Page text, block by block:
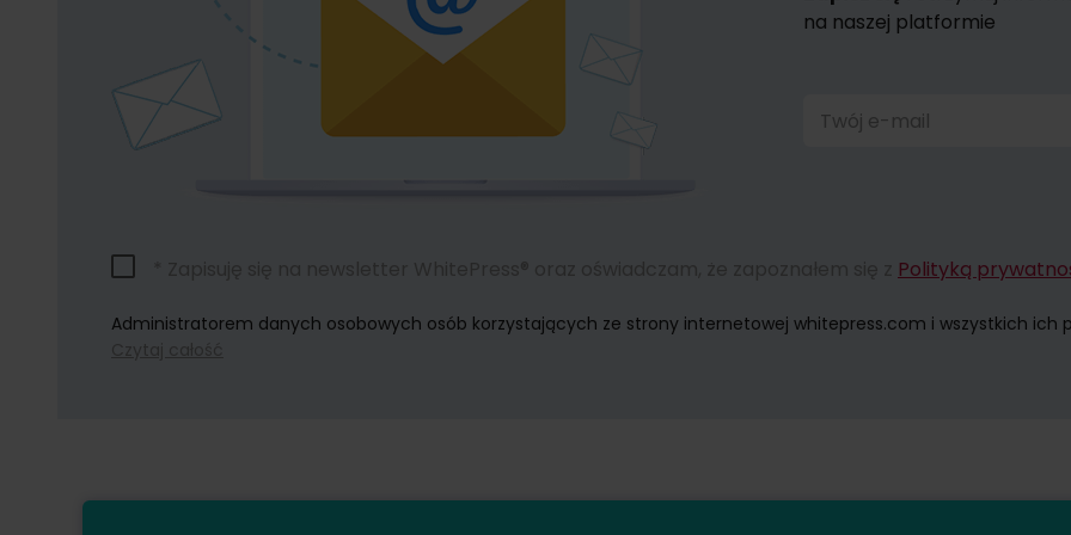
na naszej platformie
Twój e-mail
Polityką
Administratorem danych osobowych osób korzystających ze strony internetowej whitepress.com i wszystkich ich